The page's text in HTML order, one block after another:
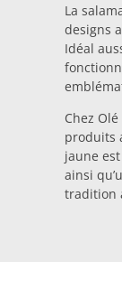
La
designs
Idéal
Chez
produits
jaune
ainsi
tradition